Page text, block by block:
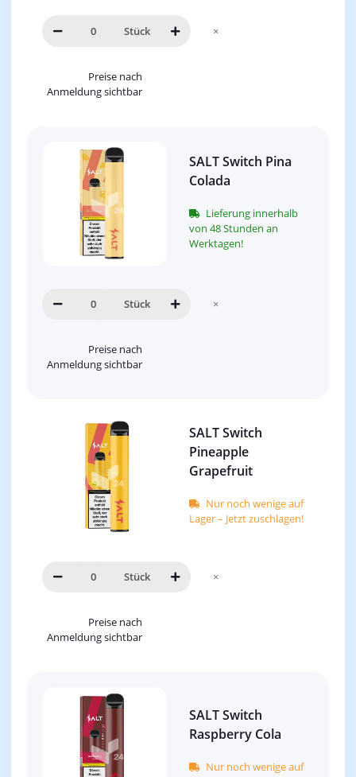
Stück ×
Preise nach
Anmeldung sichtbar
SALT Switch Pina
Colada
Lieferung innerhalb
von 48 Stunden an
Werktagen!
Stück ×
Preise nach
Anmeldung sichtbar
SALT Switch
Pineapple
Grapefruit
Nur noch wenige auf
Lager – Jetzt zuschlagen!
Stück ×
Preise nach
Anmeldung sichtbar
SALT Switch
Raspberry Cola
Nur noch wenige auf